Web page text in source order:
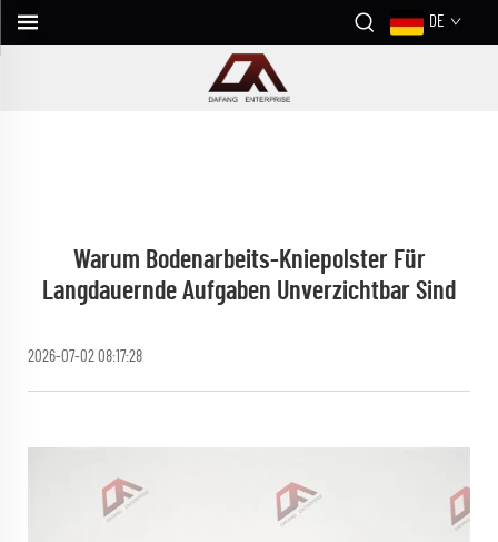
DE
Warum Bodenarbeits-Kniepolster Für
Langdauernde Aufgaben Unverzichtbar Sind
2026-07-02 08:17:28